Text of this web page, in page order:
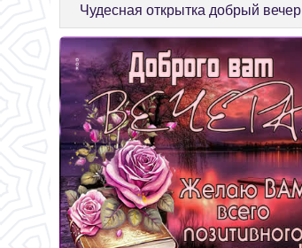
Чудесная открытка добрый вечер